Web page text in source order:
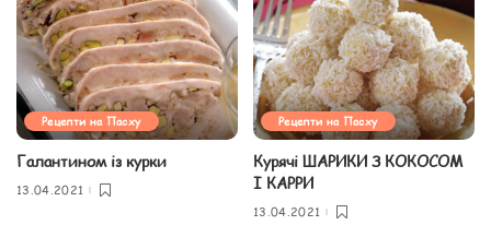
Рецепти на Пасху
Галантином із курки
13.04.2021
Рецепти на Пасху
Курячі ШАРИКИ З КОКОСОМ
І КАРРИ
13.04.2021